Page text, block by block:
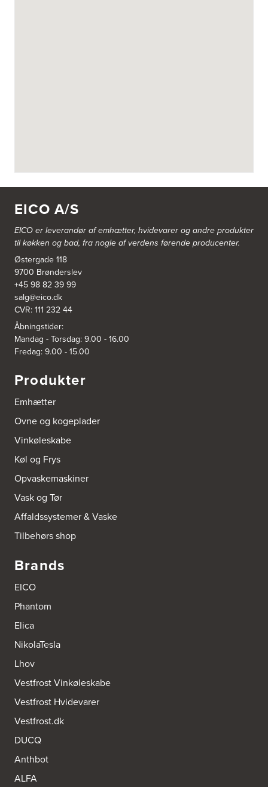
EICO A/S
EICO er leverandør af emhætter, hvidevarer ogandre produkter
til køkken og bad, fra nogle af verdens førende producenter.
Østergade 118
9700 Brønderslev
+45 98 82 39 99
salg@eico.dk
CVR: 111 232 44
Åbningstider:
Mandag - Torsdag: 9.00 - 16.00
Fredag: 9.00 - 15.00
Produkter
Emhætter
Ovne og kogeplader
Vinkøleskabe
Køl og Frys
Opvaskemaskiner
Vask og Tør
Affaldssystemer & Vaske
Tilbehørs shop
Brands
EICO
Phantom
Elica
NikolaTesla
Lhov
Vestfrost Vinkøleskabe
Vestfrost Hvidevarer
Vestfrost.dk
DUCQ
Anthbot
ALFA